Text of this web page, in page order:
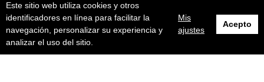
Este sitio web utiliza cookies y otros
identificadores en línea para facilitar la
navegación, personalizar su experiencia y
analizar el uso del sitio.
Mis
ajustes
Acepto
Enfermería en Desarrollo © 2026